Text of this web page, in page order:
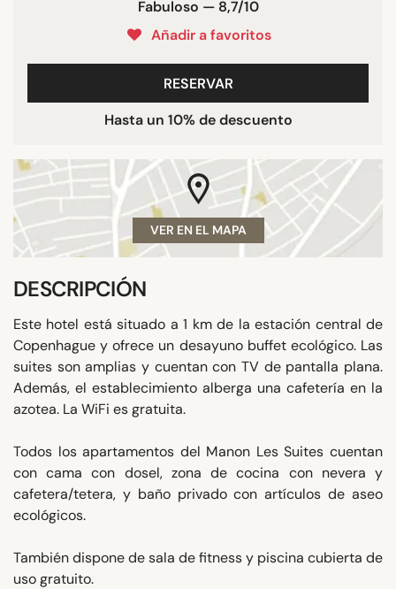
Fabuloso — 8,7/10
Añadir a favoritos
RESERVAR
Hasta un 10% de descuento
VER EN EL MAPA
DESCRIPCIÓN
Este hotel está situado a 1 km de la estación central de
Copenhague y ofrece un desayuno buffet ecológico. Las
suites son amplias y cuentan con TV de pantalla plana.
Además, el establecimiento alberga una cafetería en la
azotea. La WiFi es gratuita.
Todos los apartamentos del Manon Les Suites cuentan
con cama con dosel, zona de cocina con nevera y
cafetera/tetera, y baño privado con artículos de aseo
ecológicos.
También dispone de sala de fitness y piscina cubierta de
uso gratuito.